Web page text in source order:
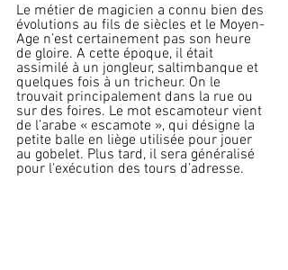
Le métier de magicien a connu bien des
évolutions au fils de siècles et le Moyen-
Age n’est certainement pas son heure
de gloire. A cette époque, il était
assimilé à un jongleur, saltimbanque et
quelques fois à un tricheur. On le
trouvait principalement dans la rue ou
sur des foires. Le mot escamoteur vient
de l’arabe « escamote », qui désigne la
petite balle en liège utilisée pour jouer
au gobelet. Plus tard, il sera généralisé
pour l'exécution des tours d’adresse.